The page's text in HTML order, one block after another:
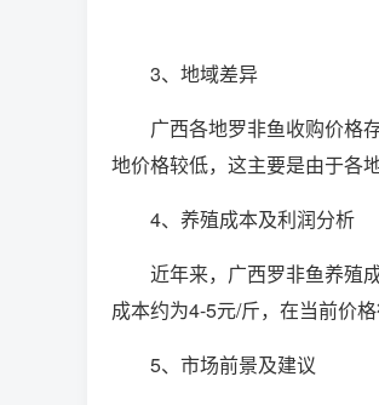
3、地域差异
广西各地罗非鱼收购价格
地价格较低，这主要是由于各
4、养殖成本及利润分析
近年来，广西罗非鱼养殖
成本约为4-5元/斤，在当前价
5、市场前景及建议